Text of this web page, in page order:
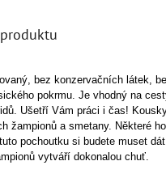
bez konzervačních látek,
pokrmu. Je vhodný na
Ušetří Vám práci i čas!
žampionů a smetany. Některé
pochoutku si budete muset
vytváří dokonalou chuť.